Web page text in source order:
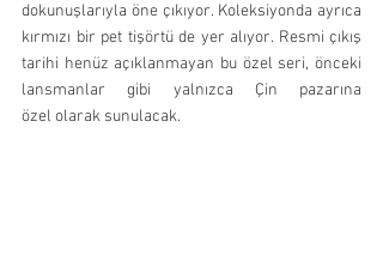
dokunuşlarıyla öne çıkıyor. Koleksiyonda ayrıca
kırmızı bir pet tişörtü de yer alıyor. Resmi çıkış
tarihi henüz açıklanmayan bu özel seri, önceki
lansmanlar gibi yalnızca Çin pazarına
özel olarak sunulacak.